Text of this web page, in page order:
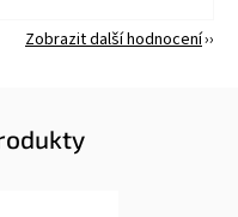
Zobrazit další hodnocení